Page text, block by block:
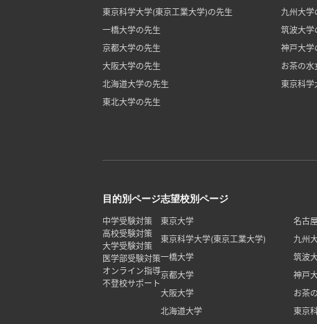
東京科学大学(東京工業大学)の先生
九州大学
一橋大学の先生
筑波大学
京都大学の先生
神戸大学
大阪大学の先生
お茶の水
北海道大学の先生
東京科学
東北大学の先生
目的別ページ
中学受験対策
高校受験対策
大学受験対策
医学部受験対策
オンライン指導
不登校サポート
志望校別ページ
東京大学
名古
東京科学大学(東京工業大学)
九州
一橋大学
筑波
京都大学
神戸
大阪大学
お茶
北海道大学
東京